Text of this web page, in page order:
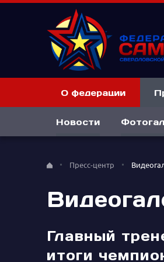
О федерации
Новости
Пресс-центр
Главный
итоги